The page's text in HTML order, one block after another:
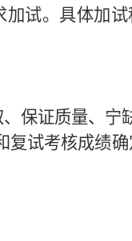
加试。具体加
保证质量、宁
复试考核成绩